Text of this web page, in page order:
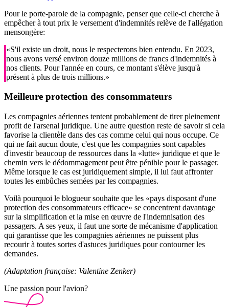
Pour le porte-parole de la compagnie, penser que celle-ci cherche à
empêcher à tout prix le versement d'indemnités relève de l'allégation
mensongère:
«S'il existe un droit, nous le respecterons bien entendu. En 2023,
nous avons versé environ douze millions de francs d'indemnités à
nos clients. Pour l'année en cours, ce montant s'élève jusqu'à
présent à plus de trois millions.»
Meilleure protection des consommateurs
Les compagnies aériennes tentent probablement de tirer pleinement
profit de l'arsenal juridique. Une autre question reste de savoir si cela
favorise la clientèle dans des cas comme celui qui nous occupe. Ce
qui ne fait aucun doute, c'est que les compagnies sont capables
d'investir beaucoup de ressources dans la «lutte» juridique et que le
chemin vers le dédommagement peut être pénible pour le passager.
Même lorsque le cas est juridiquement simple, il lui faut affronter
toutes les embûches semées par les compagnies.
Voilà pourquoi le blogueur souhaite que les «pays disposant d'une
protection des consommateurs efficace» se concentrent davantage
sur la simplification et la mise en œuvre de l'indemnisation des
passagers. A ses yeux, il faut une sorte de mécanisme d'application
qui garantisse que les compagnies aériennes ne puissent plus
recourir à toutes sortes d'astuces juridiques pour contourner les
demandes.
(Adaptation française: Valentine Zenker)
Une passion pour l'avion?